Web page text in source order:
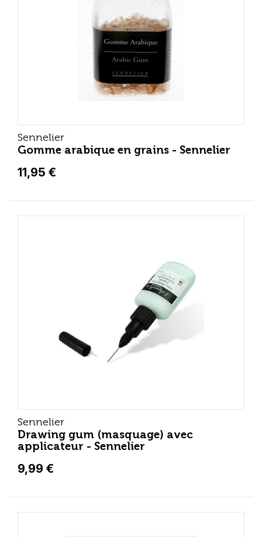
Sennelier
Gomme arabique en grains - Sennelier
11,95 €
Sennelier
Drawing gum (masquage) avec
applicateur - Sennelier
9,99 €